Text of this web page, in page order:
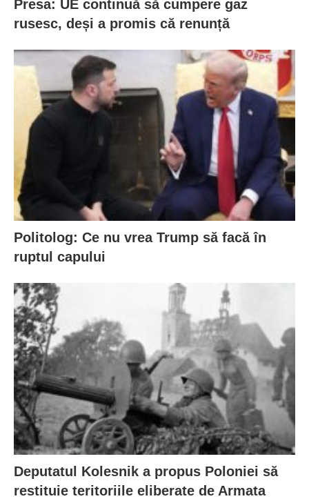
Presa: UE continuă să cumpere gaz
rusesc, deși a promis că renunță
Politolog: Ce nu vrea Trump să facă în
ruptul capului
Deputatul Kolesnik a propus Poloniei să
restituie teritoriile eliberate de Armata